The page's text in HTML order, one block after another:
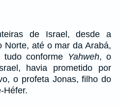
de Israel, desde a
Norte, até o mar da Arabá,
conforme Yahweh, o
havia prometido por
o profeta Jonas, filho do
Héfer.